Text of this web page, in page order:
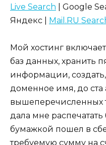
Live Search | Google
Яндекс | Mail.RU
Мой хостинг
баз данных, хранить
информации,
доменное имя, до ста
вышеперечисленных
дала мне распечатать
бумажкой пошел в
требуемую сумму на